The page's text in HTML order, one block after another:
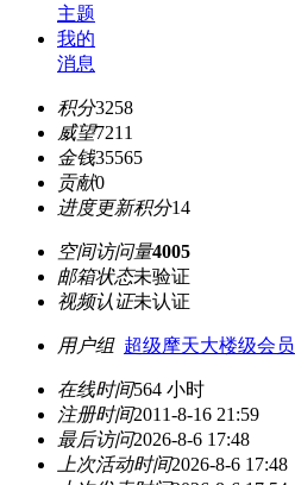
主题
我的
消息
积分3258
威望7211
金钱35565
贡献0
进度更新积分14
空间访问量4005
邮箱状态未验证
视频认证未认证
用户组 超级摩天大楼级会员
在线时间564 小时
注册时间2011-8-16 21:59
最后访问2026-8-6 17:48
上次活动时间2026-8-6 17:48